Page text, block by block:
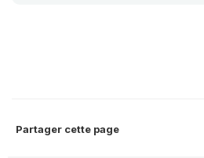
Partager cette page